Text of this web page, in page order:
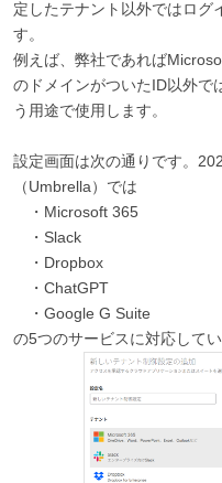
定したテナント以外ではログ
す。
例えば、弊社であれば
のドメインがついたID以外で
う用途で使用します。
設定画面は次の通りです。
（Umbrella）では
・Microsoft 365
・Slack
・Dropbox
・ChatGPT
・Google G Suite
の5つのサービスに対応してい